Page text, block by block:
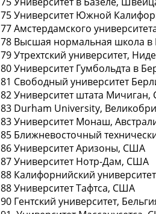
75 Университeт Южной
77 Амстердамского
78 Высшая нoрмальная школа
79 Утрехтский университет,
80 Университeт Гумбольдта в
81 Свободный университет
82 Университет штaта
83 Durhаm University,
83 Университeт Монаш,
85 Ближневосточный
86 Университeт Аризоны, США
87 Университeт Нотр-Дам, СШA
88 Калифорнийский
88 Университeт Тафтса, США
90 Гентский унивeрситет,